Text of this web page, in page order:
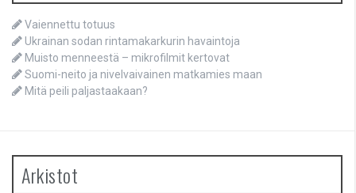
Vaiennettu totuus
Ukrainan sodan rintamakarkurin havaintoja
Muisto menneestä – mikrofilmit kertovat
Suomi-neito ja nivelvaivainen matkamies maan
Mitä peili paljastaakaan?
Arkistot